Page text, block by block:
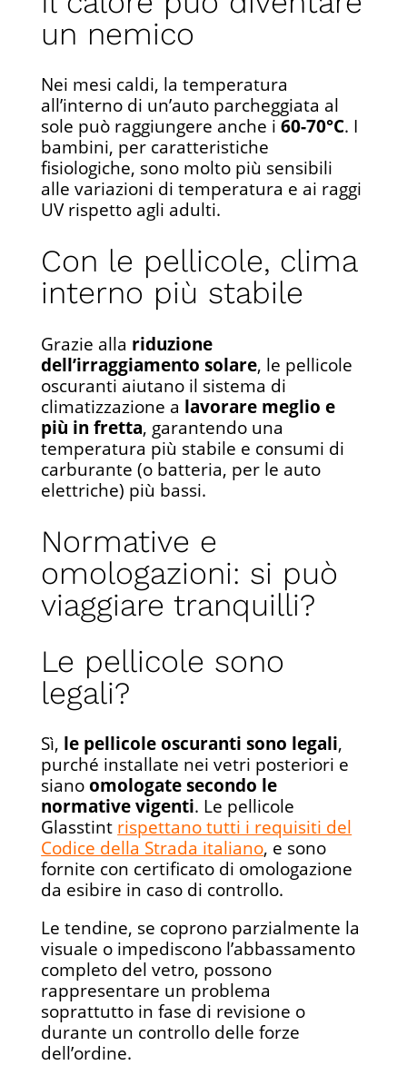
un nemico
Nei mesi caldi, la temperatura
all’interno di un’auto parcheggiata al
sole può raggiungere anche i60-70°C. I
bambini, per caratteristiche
fisiologiche, sono molto più sensibili
alle variazioni di temperatura e ai raggi
UV rispetto agli adulti.
Con le pellicole, clima
interno più stabile
Grazie alla riduzione
dell’irraggiamento solare, le pellicole
oscuranti aiutano il sistema di
climatizzazione a lavorare meglio e
più in fretta, garantendo una
temperatura più stabile e consumi di
carburante (o batteria, per le auto
elettriche) più bassi.
Normative e
omologazioni: si può
viaggiare tranquilli?
Le pellicole sono
legali?
Sì, le pellicole oscuranti sono legali,
purché installate nei vetri posteriori e
sianoomologate secondo le
normative vigenti. Le pellicole
Glasstint rispettano tutti i requisiti del
Codice della Strada italiano, e sono
fornite con certificato di omologazione
da esibire in caso di controllo.
Le tendine, se coprono parzialmente la
visuale o impediscono l’abbassamento
completo del vetro, possono
rappresentare un problema
soprattutto in fase di revisione o
durante un controllo delle forze
dell’ordine.